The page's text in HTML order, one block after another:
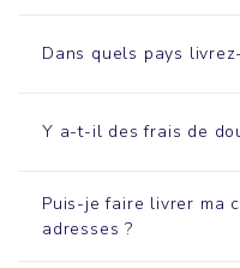
Dans quels pays
Y a-t-il des frais de
Puis-je faire livrer ma
adresses ?